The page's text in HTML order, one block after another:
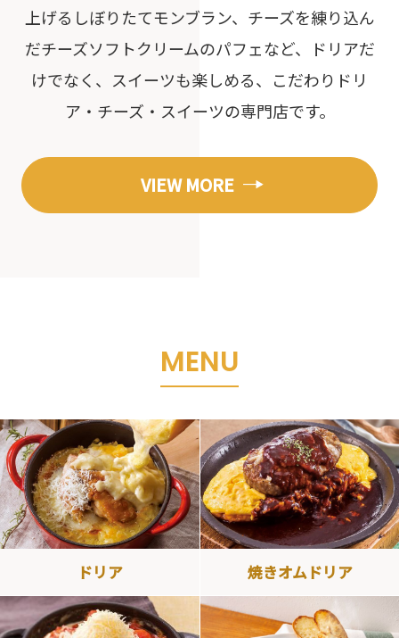
上げるしぼりたてモンブラン、チーズを練り込ん
だチーズソフトクリームのパフェなど、ドリアだ
けでなく、スイーツも楽しめる、こだわりドリ
ア・チーズ・スイーツの専門店です。
VIEW MORE
MENU
ドリア 焼きオムドリア